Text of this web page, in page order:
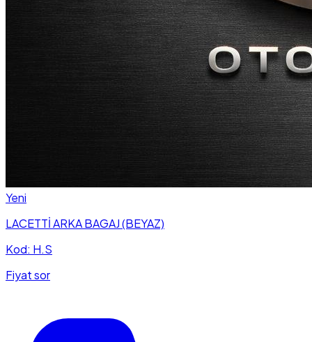
Yeni
LACETTİ ARKA BAGAJ (BEYAZ)
Kod: H.S
Fiyat sor